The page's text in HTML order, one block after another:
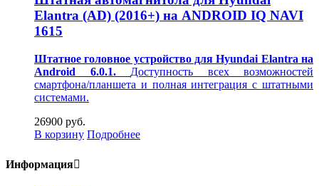
Elantra (AD) (2016+) на ANDROID IQ NAVI
1615
Штатное головное устройство для Hyundai Elantra на
Android 6.0.1. Доступность всех возможностей
смартфона/планшета и полная интеграция с штатными
системами.
26900 руб.
В корзину Подробнее
Информация